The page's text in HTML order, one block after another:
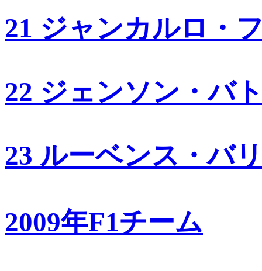
21 ジャンカルロ・
22 ジェンソン・バ
23 ルーベンス・バ
2009年F1チーム